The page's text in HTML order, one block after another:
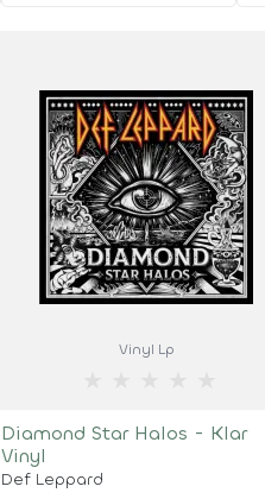
Vinyl Lp
Diamond Star Halos - Klar
Vinyl
Def Leppard